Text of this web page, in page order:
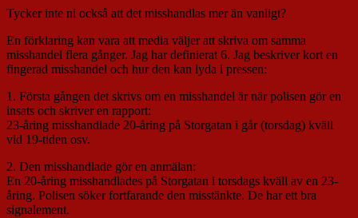
Tycker inte ni också att det misshandlas mer än vanligt?
En förklaring kan vara att media väljer att skriva om samma
misshandel flera gånger. Jag har definierat 6. Jag beskriver kort en
fingerad misshandel och hur den kan lyda i pressen:
1. Första gången det skrivs om en misshandel är när polisen gör en
insats och skriver en rapport:
23-åring misshandlade 20-åring på Storgatan i går (torsdag) kväll
vid 19-tiden osv.
2. Den misshandlade gör en anmälan:
En 20-åring misshandlades på Storgatan i torsdags kväll av en 23-
åring. Polisen söker fortfarande den misstänkte. De har ett bra
signalement.